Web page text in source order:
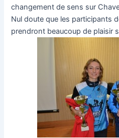
changement de sens sur
Nul doute que les participants
prendront beaucoup de plaisir